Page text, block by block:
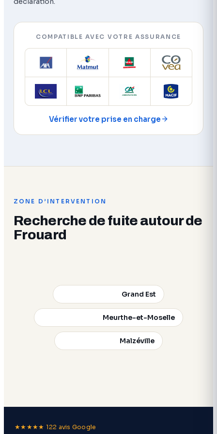
COMPATIBLE AVEC VOTRE ASSURANCE
Vérifier votre prise en charge
ZONE D’INTERVENTION
Recherche de fuite autour de
Frouard
Grand Est
Meurthe-et-Moselle
Malzéville
★★★★★ 122 avis Google